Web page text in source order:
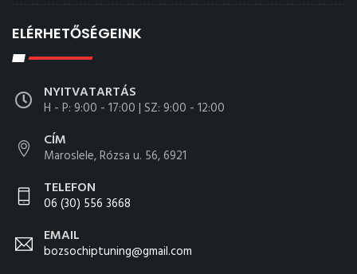
ELÉRHETŐSÉGEINK
NYITVATARTÁS
H - P: 9:00 - 17:00 | SZ: 9:00 - 12:00
CÍM
Maroslele, Rózsa u. 56, 6921
TELEFON
06 (30) 556 3668
EMAIL
bozsochiptuning@gmail.com